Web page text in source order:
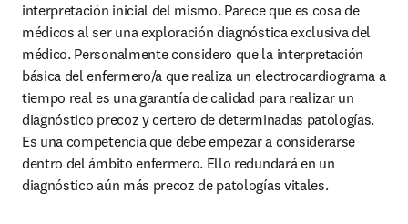
interpretación inicial del mismo. Parece que es cosa de
médicos al ser una exploración diagnóstica exclusiva del
médico. Personalmente considero que la interpretación
básica del enfermero/a que realiza un electrocardiograma a
tiempo real es una garantía de calidad para realizar un
diagnóstico precoz y certero de determinadas patologías.
Es una competencia que debe empezar a considerarse
dentro del ámbito enfermero. Ello redundará en un
diagnóstico aún más precoz de patologías vitales.